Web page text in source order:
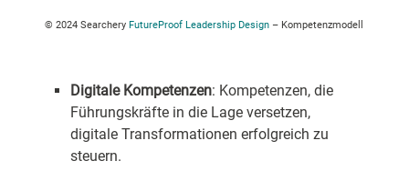
© 2024 Searchery FutureProof Leadership Design – Kompetenzmodell
Digitale Kompetenzen: Kompetenzen, die
Führungskräfte in die Lage versetzen,
digitale Transformationen erfolgreich zu
steuern.